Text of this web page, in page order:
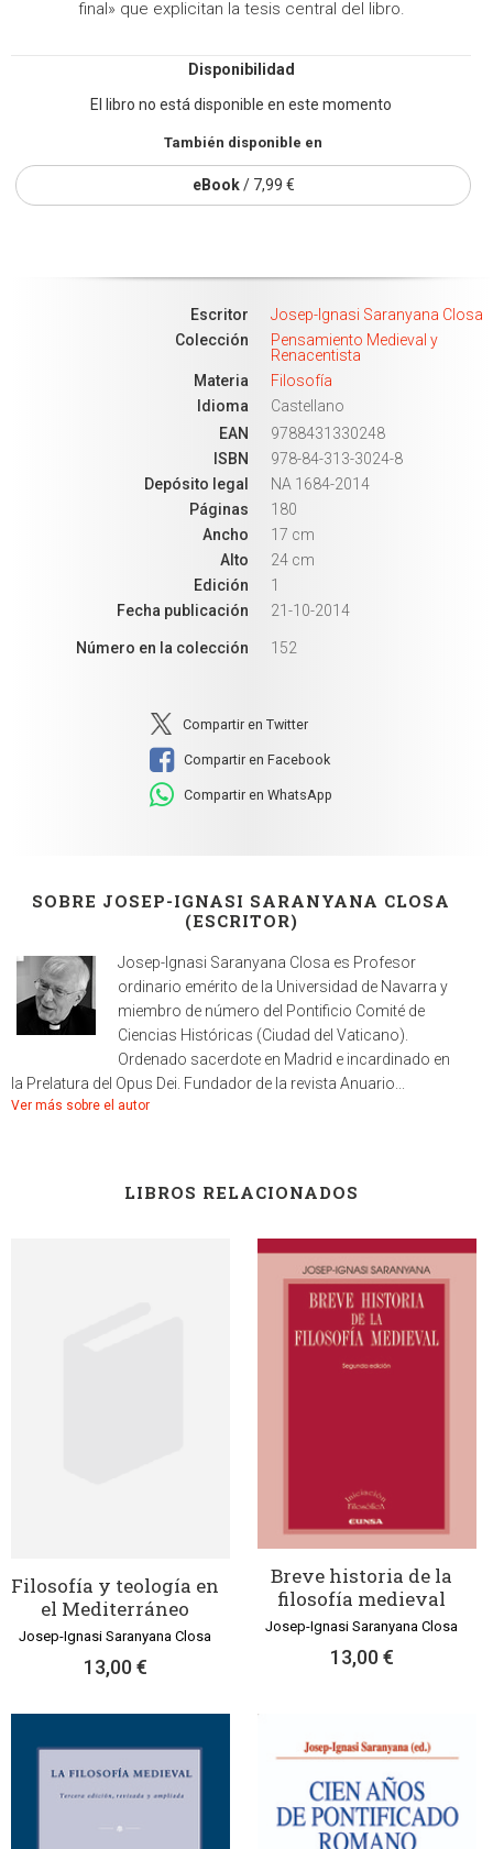
final» que explicitan la tesis central del libro.
Disponibilidad
El libro no está disponible en este momento
También disponible en
eBook/ 7,99 €
Escritor
Josep-Ignasi Saranyana Closa
Colección
Pensamiento Medieval y
Renacentista
Materia
Filosofía
Idioma
Castellano
EAN
9788431330248
ISBN
978-84-313-3024-8
Depósito legal
NA 1684-2014
Páginas
180
Ancho
17 cm
Alto
24 cm
Edición
1
Fecha publicación
21-10-2014
Número en la colección 152
Compartir en Twitter
Compartir en Facebook
Compartir en WhatsApp
SOBRE JOSEP-IGNASI SARANYANA CLOSA
(ESCRITOR)
Josep-Ignasi Saranyana Closa es Profesor
ordinario emérito de la Universidad de Navarra y
miembro de número del Pontificio Comité de
Ciencias Históricas (Ciudad del Vaticano).
Ordenado sacerdote en Madrid e incardinado en
la Prelatura del Opus Dei. Fundador de la revista Anuario...
Ver más sobre el autor
LIBROS RELACIONADOS
Filosofía y teología en
el Mediterráneo
Josep-Ignasi Saranyana Closa
13,00 €
Breve historia de la
filosofía medieval
Josep-Ignasi Saranyana Closa
13,00 €